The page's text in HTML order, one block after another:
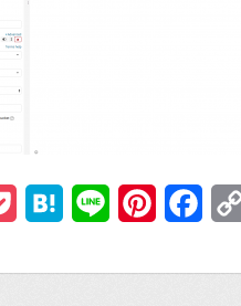
PocketHatenaLine Pinterest